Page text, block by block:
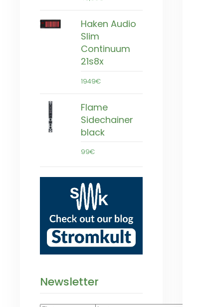
Haken Audio
Slim
Continuum
21s8x
1949€
Flame
Sidechainer
black
99€
Newsletter